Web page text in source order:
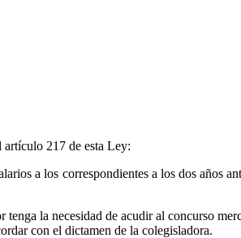
217 de esta Ley:
a los correspondientes a los dos años
la necesidad de acudir al concurso
con el dictamen de la colegisladora.